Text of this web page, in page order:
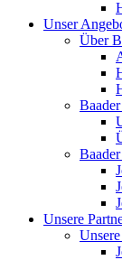
Unser
Über
Unsere